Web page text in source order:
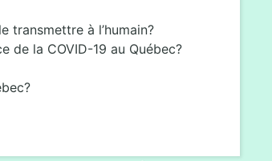
transmettre à l’humain?
de la COVID-19 au Québec?